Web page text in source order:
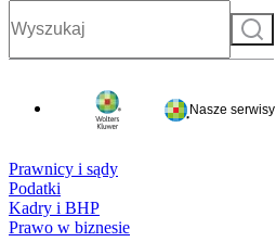
Szukaj
Nasze serwisy
Prawnicy i sądy
Podatki
Kadry i BHP
Prawo w biznesie